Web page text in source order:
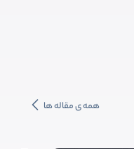
همه ی مقاله ها